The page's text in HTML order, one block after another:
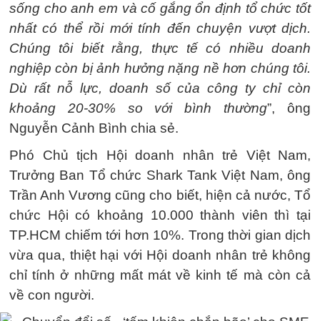
sống cho anh em và cố gắng ổn định tổ chức tốt
nhất có thể rồi mới tính đến chuyện vượt dịch.
Chúng tôi biết rằng, thực tế có nhiều doanh
nghiệp còn bị ảnh hưởng nặng nề hơn chúng tôi.
Dù rất nỗ lực, doanh số của công ty chỉ còn
khoảng 20-30% so với bình thường”, ông
Nguyễn Cảnh Bình chia sẻ.
Phó Chủ tịch Hội doanh nhân trẻ Việt Nam,
Trưởng Ban Tổ chức Shark Tank Việt Nam, ông
Trần Anh Vương cũng cho biết, hiện cả nước, Tổ
chức Hội có khoảng 10.000 thành viên thì tại
TP.HCM chiếm tới hơn 10%. Trong thời gian dịch
vừa qua, thiệt hại với Hội doanh nhân trẻ không
chỉ tính ở những mất mát về kinh tế mà còn cả
về con người.